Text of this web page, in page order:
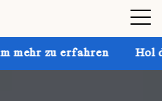
Hol dir bis zu 30 %